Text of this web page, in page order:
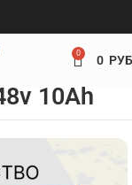
0 0
Kugoo
10Ah